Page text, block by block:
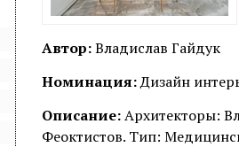
Автор:Владислав Гайдук
Номинация:Дизайн
Описание:Архитекторы:
Феоктистов. Тип: